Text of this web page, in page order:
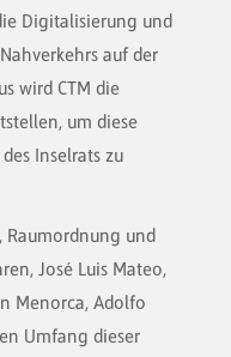
Digitalisierung und
auf der
wird CTM die
um diese
Inselrats zu
Raumordnung und
José Luis Mateo,
Menorca, Adolfo
Umfang dieser